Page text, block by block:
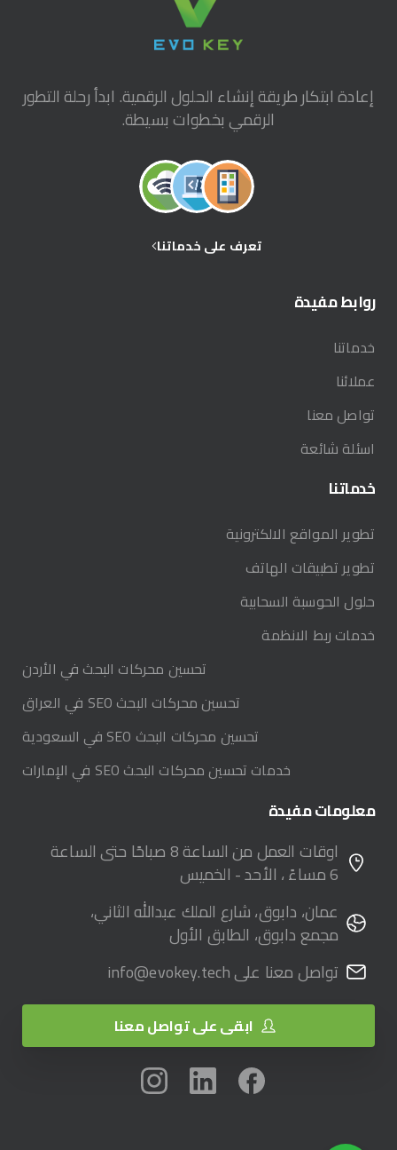
إعادة ابتكار طريقة إنشاء الحلول الرقمية. ابدأ رحلة التطور
الرقمي بخطوات بسيطة.
تعرف على خدماتنا
روابطمفيدة
خدماتنا
عملائنا
تواصل معنا
اسئلة شائعة
خدماتنا
تطوير المواقع الالكترونية
تطوير تطبيقات الهاتف
حلول الحوسبة السحابية
خدمات ربط الانظمة
تحسين محركات البحث في الأردن
تحسين محركات البحث SEO في العراق
تحسين محركات البحث SEO في السعودية
خدمات تحسين محركات البحث SEO في الإمارات
معلوماتمفيدة
اوقات العمل من الساعة 8 صباحًا حتى الساعة
6 مساءً ، الأحد - الخميس
عمان، دابوق، شارع الملك عبدالله الثاني،
مجمع دابوق، الطابق الأول
تواصل معنا على info@evokey.tech
ابقى على تواصل معنا